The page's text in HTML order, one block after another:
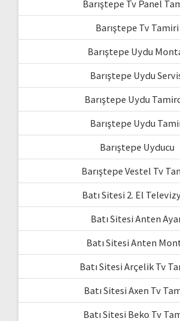
Barıştepe Tv Panel
Barıştepe Tv Tamiri
Barıştepe Uydu
Barıştepe Uydu
Barıştepe Uydu
Barıştepe Uydu
Barıştepe Uyducu
Barıştepe Vestel Tv
Batı Sitesi 2. El
Batı Sitesi Anten
Batı Sitesi Anten
Batı Sitesi Arçelik Tv
Batı Sitesi Axen Tv
Batı Sitesi Beko Tv